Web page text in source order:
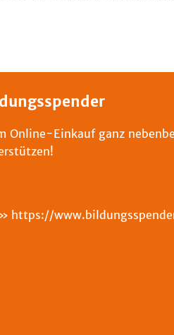
Online-Einkauf ganz
https://